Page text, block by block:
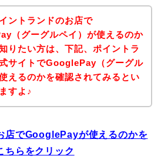
ントランドのお店で
（グーグルペイ）が使えるのか
りたい方は、下記、ポイントラ
サイトでGooglePay（グーグル
えるのかを確認されてみるとい
すよ♪
店でGooglePayが使えるのかを
ちらをクリック